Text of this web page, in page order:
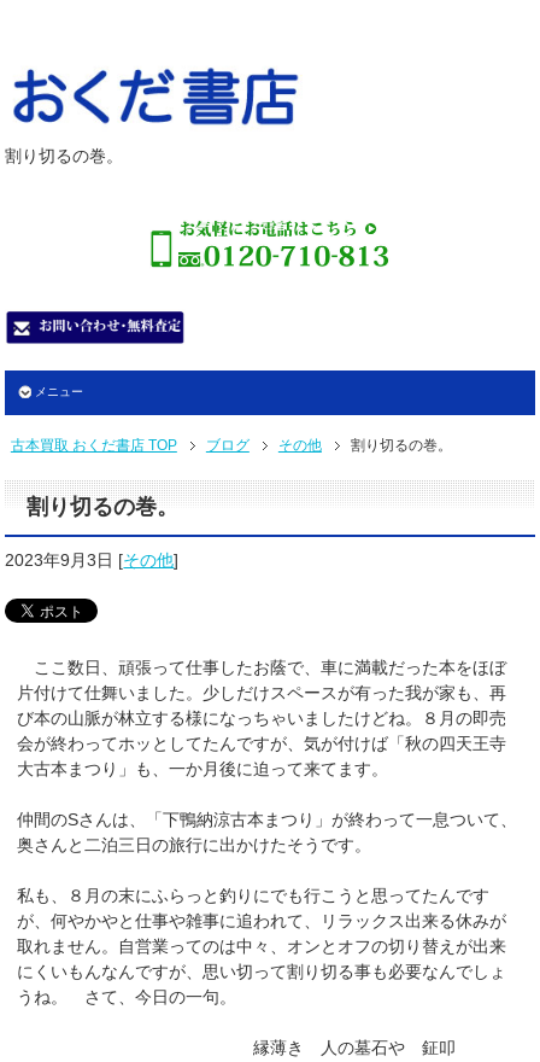
割り切るの巻。
メニュー
古本買取 おくだ書店 TOP ブログ その他 割り切るの巻。
割り切るの巻。
2023年9月3日 [その他]
ここ数日、頑張って仕事したお蔭で、車に満載だった本をほぼ
片付けて仕舞いました。少しだけスペースが有った我が家も、再
び本の山脈が林立する様になっちゃいましたけどね。８月の即売
会が終わってホッとしてたんですが、気が付けば「秋の四天王寺
大古本まつり」も、一か月後に迫って来てます。
仲間のSさんは、「下鴨納涼古本まつり」が終わって一息ついて、
奥さんと二泊三日の旅行に出かけたそうです。
私も、８月の末にふらっと釣りにでも行こうと思ってたんです
が、何やかやと仕事や雑事に追われて、リラックス出来る休みが
取れません。自営業ってのは中々、オンとオフの切り替えが出来
にくいもんなんですが、思い切って割り切る事も必要なんでしょ
うね。 さて、今日の一句。
縁薄き 人の墓石や 鉦叩